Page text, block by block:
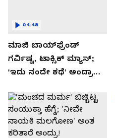
ಮಾಜಿ ಬಾಯ್‌ಫ್ರೆಂಡ್
ಗರ್ವಿಷ್ಟ, ಟಾಕ್ಸಿಕ್ ಮ್ಯಾನ್;
'ಇದು ನಂದೇ ಕಥೆ' ಅಂದ್ರಾ
ಮಂದಣ್ಣ?
04:48